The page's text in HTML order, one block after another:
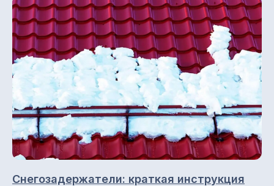
Снегозадержатели: краткая инструкция